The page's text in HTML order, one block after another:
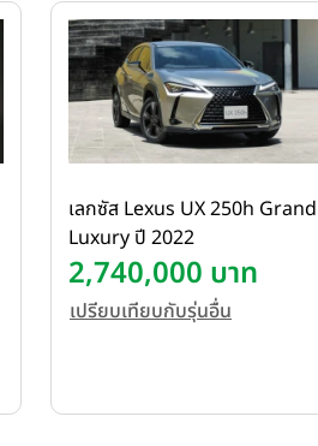
เลกซัส Lexus UX 250h Grand
Luxury ปี 2022
2,740,000 บาท
เปรียบเทียบกับรุ่นอื่น